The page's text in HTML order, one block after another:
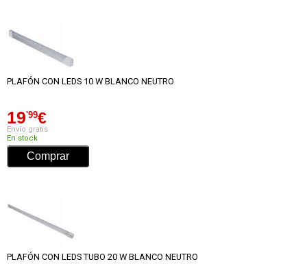
PLAFÓN CON LEDS 10 W BLANCO NEUTRO
19'99€
Envío gratis
En stock
PLAFÓN CON LEDS TUBO 20 W BLANCO NEUTRO